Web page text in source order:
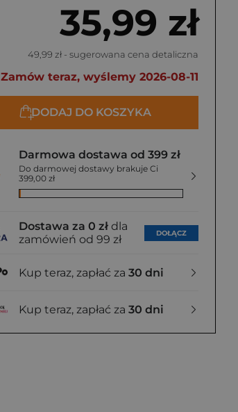
35,99 zł
49,99 zł - sugerowana cena detaliczna
Zamów teraz, wyślemy 2026-08-11
DODAJ DO KOSZYKA
Darmowa dostawa od 399 zł
Do darmowej dostawy brakuje Ci
399,00 zł
Dostawa za 0 zł dla
zamówień od 99 zł
DOŁĄCZ
Kup teraz, zapłać za 30 dni
Kup teraz, zapłać za 30 dni